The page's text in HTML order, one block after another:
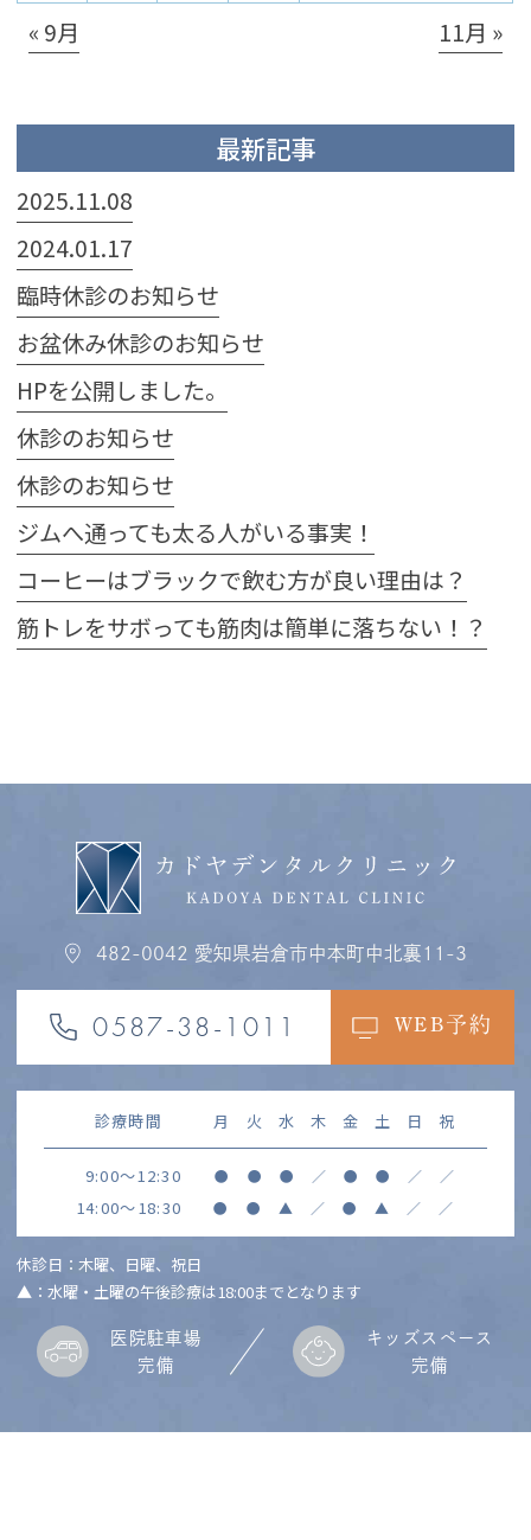
« 9月 11月 »
最新記事
2025.11.08
2024.01.17
臨時休診のお知らせ
お盆休み休診のお知らせ
HPを公開しました。
休診のお知らせ
休診のお知らせ
ジムへ通っても太る人がいる事実！
コーヒーはブラックで飲む方が良い理由は？
筋トレをサボっても筋肉は簡単に落ちない！？
482-0042 愛知県岩倉市中本町中北裏11-3
0587-38-1011 WEB予約
診療時間 月 火 水 木 金 土 日 祝
9:00～12:30 ● ● ● ／ ● ● ／ ／
14:00～18:30 ● ● ▲ ／ ● ▲ ／ ／
休診日：木曜、日曜、祝日
▲：水曜・土曜の午後診療は18:00までとなります
医院駐車場
完備
キッズスペース
完備